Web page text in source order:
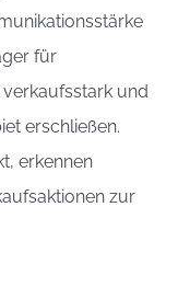
für
und
erschließen.
erkennen
zur